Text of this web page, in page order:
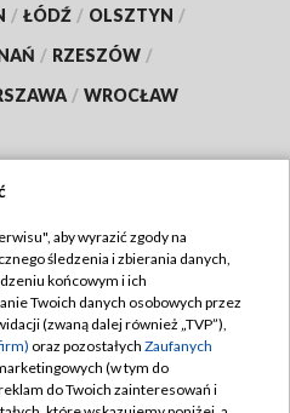
/ ŁÓDŹ / OLSZTYN /
/ RZESZÓW /
/ WROCŁAW
TVP
TVP
prywatności
zgody
aby wyrazić zgody na
śledzenia i zbierania danych,
końcowym i ich
Twoich danych osobowych przez
(zwaną dalej również „TVP”),
oraz pozostałych Zaufanych
(w tym do
do Twoich zainteresowań i